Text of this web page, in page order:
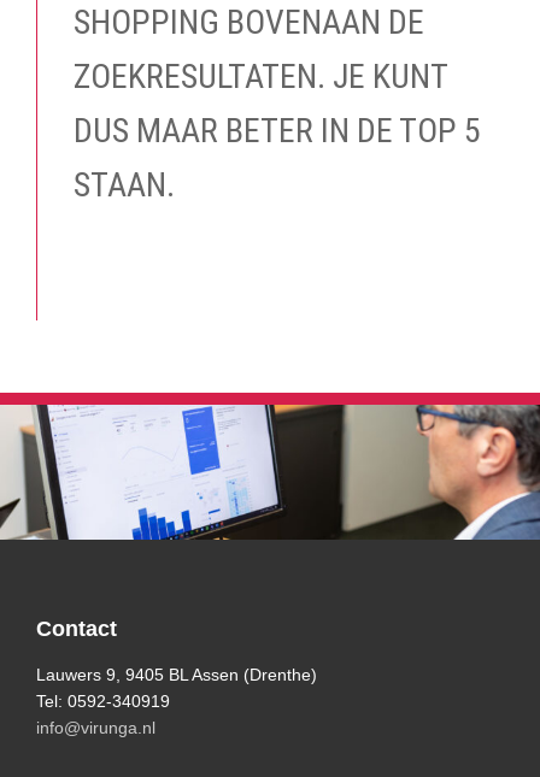
SHOPPING BOVENAAN DE
ZOEKRESULTATEN. JE KUNT
DUS MAAR BETER IN DE TOP 5
STAAN.
FooterContact
Lauwers 9, 9405 BL Assen (Drenthe)
Tel: 0592-340919
info@virunga.nl